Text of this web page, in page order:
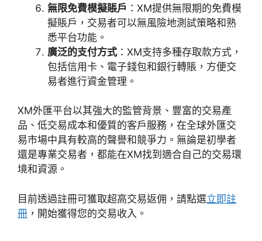
無限免費模擬賬戶 ：XM提供無限期的免費模
擬賬戶，交易者可以無風險地測試策略和熟
悉平台功能。
廣泛的支付方式 ：XM支持多種存取款方式，
包括信用卡、電子錢包和銀行轉賬，方便交
易者進行資金管理。
XM外匯平台以其強大的監管背景、豐富的交易產
品、低交易成本和優質的客戶服務，在全球外匯交
易市場中具有較高的聲譽和競爭力。無論是初學者
還是專業交易者，都能在XM找到適合自己的交易環
境和資源。
目前透過註冊可獲取超高交易返佣，請點選立即註
冊 ，開始獲得您的交易收入。